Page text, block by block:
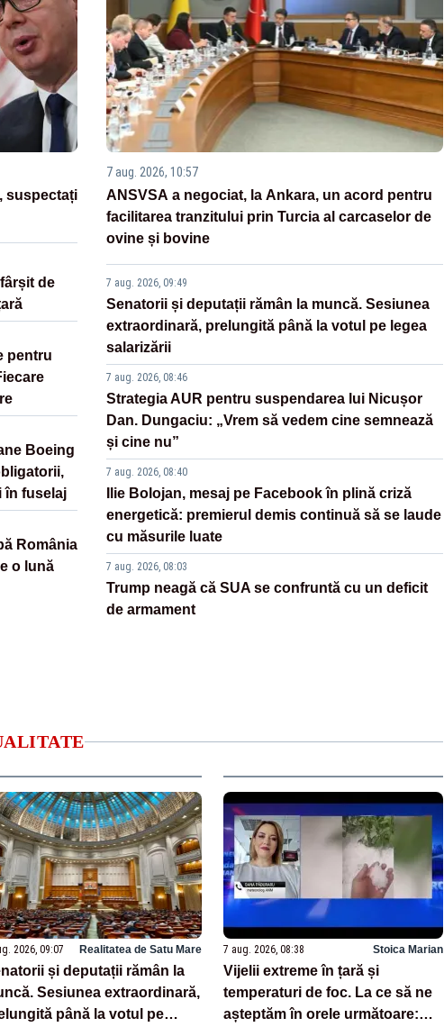
suspectați
de
pentru
Boeing
în fuselaj
România
o lună
7 aug. 2026, 10:57
ANSVSA a negociat, la Ankara, un acord pentru
facilitarea tranzitului prin Turcia al carcaselor de
ovine și bovine
7 aug. 2026, 09:49
Senatorii și deputații rămân la muncă. Sesiunea
extraordinară, prelungită până la votul pe legea
salarizării
7 aug. 2026, 08:46
Strategia AUR pentru suspendarea lui Nicușor
Dan. Dungaciu: „Vrem să vedem cine semnează
și cine nu”
7 aug. 2026, 08:40
Ilie Bolojan, mesaj pe Facebook în plină criză
energetică: premierul demis continuă să se laude
cu măsurile luate
7 aug. 2026, 08:03
Trump neagă că SUA se confruntă cu un deficit
de armament
2026, 09:07 Realitatea de Satu Mare
și deputații rămân la
Sesiunea extraordinară,
până la votul pe
7 aug. 2026, 08:38 Stoica Marian
Vijelii extreme în țară și
temperaturi de foc. La ce să ne
așteptăm în orele următoare: